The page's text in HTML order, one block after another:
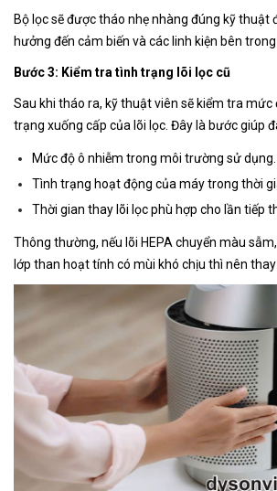
Bộ lọc sẽ được tháo nhẹ nhàng đúng kỹ thuật
hưởng đến cảm biến và các linh kiện bên
Bước 3: Kiểm tra tình trạng lõi lọc cũ
Sau khi tháo ra, kỹ thuật viên sẽ kiểm tra mức
trạng xuống cấp của lõi lọc. Đây là bước giúp
Mức độ ô nhiễm trong môi trường sử dụng.
Tình trạng hoạt động của máy trong thời
Thời gian thay lõi lọc phù hợp cho lần tiếp
Thông thường, nếu lõi HEPA chuyển màu
lớp than hoạt tính có mùi khó chịu thì nên